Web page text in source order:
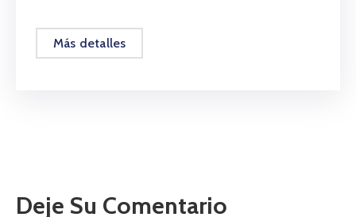
Más detalles
Deje Su Comentario